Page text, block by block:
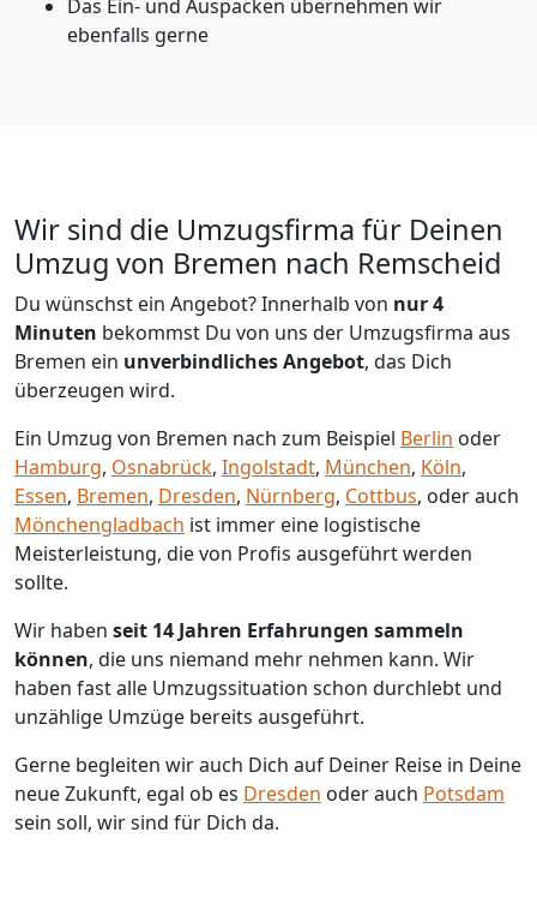
Das Ein- und Auspacken übernehmen wir
ebenfalls gerne
Wir sind die Umzugsfirma für Deinen
Umzug von Bremen nach Remscheid
Du wünschst ein Angebot? Innerhalb von nur 4
Minuten bekommst Du von uns der Umzugsfirma aus
Bremen ein unverbindliches Angebot, das Dich
überzeugen wird.
Ein Umzug von Bremen nach zum Beispiel Berlin oder
Hamburg, Osnabrück, Ingolstadt, München, Köln,
Essen, Bremen, Dresden, Nürnberg, Cottbus, oder auch
Mönchen­gladbach ist immer eine logistische
Meisterleistung, die von Profis ausgeführt werden
sollte.
Wir haben seit 14 Jahren Erfahrungen sammeln
können, die uns niemand mehr nehmen kann. Wir
haben fast alle Umzugssituation schon durchlebt und
unzählige Umzüge bereits ausgeführt.
Gerne begleiten wir auch Dich auf Deiner Reise in Deine
neue Zukunft, egal ob es Dresden oder auch Potsdam
sein soll, wir sind für Dich da.